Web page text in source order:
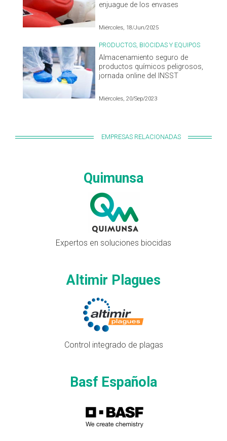
enjuague de los envases
Miércoles, 18/Jun/2025
PRODUCTOS, BIOCIDAS Y EQUIPOS
Almacenamiento seguro de
productos químicos peligrosos,
jornada online del INSST
Miércoles, 20/Sep/2023
EMPRESAS RELACIONADAS
Quimunsa
Expertos en soluciones biocidas
Altimir Plagues
Control integrado de plagas
Basf Española